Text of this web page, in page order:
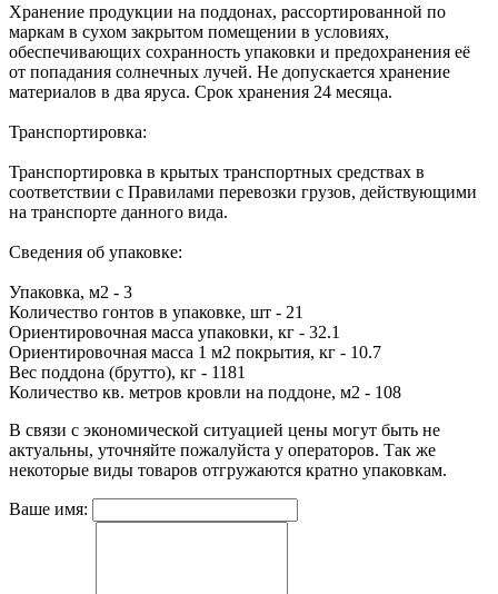
Хранение продукции на поддонах, рассортированной по
маркам в сухом закрытом помещении в условиях,
обеспечивающих сохранность упаковки и предохранения её
от попадания солнечных лучей. Не допускается хранение
материалов в два яруса. Срок хранения 24 месяца.
Транспортировка:
Транспортировка в крытых транспортных средствах в
соответствии с Правилами перевозки грузов, действующими
на транспорте данного вида.
Сведения об упаковке:
Упаковка, м2 - 3
Количество гонтов в упаковке, шт - 21
Ориентировочная масса упаковки, кг - 32.1
Ориентировочная масса 1 м2 покрытия, кг - 10.7
Вес поддона (брутто), кг - 1181
Количество кв. метров кровли на поддоне, м2 - 108
В связи с экономической ситуацией цены могут быть не
актуальны, уточняйте пожалуйста у операторов. Так же
некоторые виды товаров отгружаются кратно упаковкам.
Ваше имя: